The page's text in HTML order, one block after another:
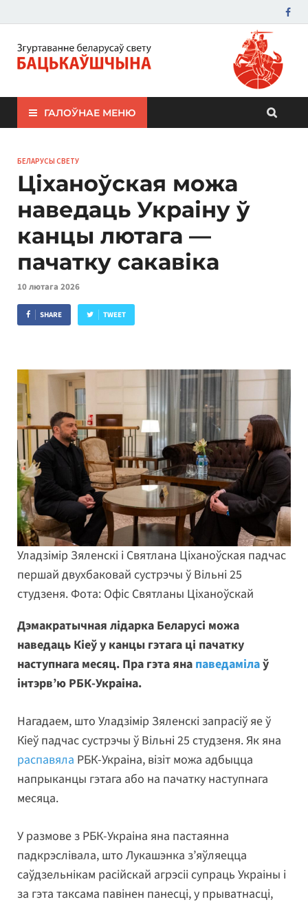
ЗБС "Бацькаўшчына"
ГАЛОЎНАЕ МЕНЮ
БЕЛАРУСЫ СВЕТУ
Ціханоўская можа
наведаць Украіну ў
канцы лютага —
пачатку сакавіка
10 лютага 2026
SHARE TWEET
Уладзімір Зяленскі і Святлана Ціханоўская падчас
першай двухбаковай сустрэчы ў Вільні 25
студзеня. Фота: Офіс Святланы Ціханоўскай
Дэмакратычная лідарка Беларусі можа
наведаць Кіеў у канцы гэтага ці пачатку
наступнага месяц. Пра гэта яна паведамілаў
інтэрв’ю РБК-Украіна.
Нагадаем, што Уладзімір Зяленскі запрасіў яе ў
Кіеў падчас сустрэчы ў Вільні 25 студзеня. Як яна
распавяла РБК-Украіна, візіт можа адбыцца
напрыканцы гэтага або на пачатку наступнага
месяца.
У размове з РБК-Украіна яна пастаянна
падкрэслівала, што Лукашэнка з’яўляецца
саўдзельнікам расійскай агрэсіі супраць Украіны і
за гэта таксама павінен панесці, у прыватнасці,